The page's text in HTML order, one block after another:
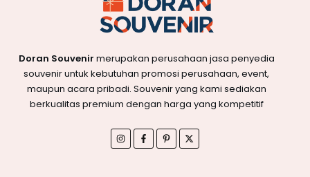
Doran Souvenir merupakan perusahaan jasa penyedia
souvenir untuk kebutuhan promosi perusahaan, event,
maupun acara pribadi. Souvenir yang kami sediakan
berkualitas premium dengan harga yang kompetitif